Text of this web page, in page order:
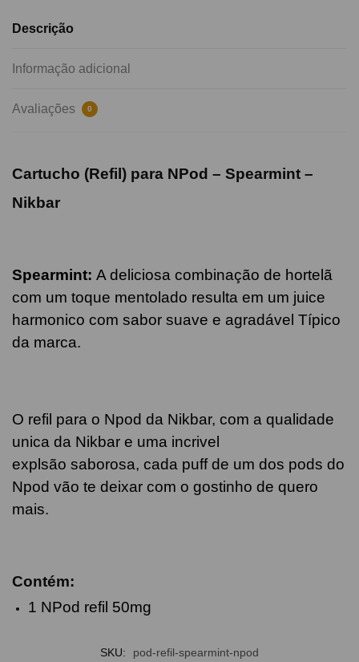
Descrição
Informação adicional
Avaliações 0
Cartucho (Refil) para NPod – Spearmint –
Nikbar
Spearmint: A deliciosa combinação de hortelã
com um toque mentolado resulta em um juice
harmonico com sabor suave e agradável Típico
da marca.
O refil para o Npod da Nikbar, com a qualidade
unica da Nikbar e uma incrivel
explsão saborosa, cada puff de um dos pods do
Npod vão te deixar com o gostinho de quero
mais.
Contém:
1 NPod refil 50mg
SKU:
pod-refil-spearmint-npod